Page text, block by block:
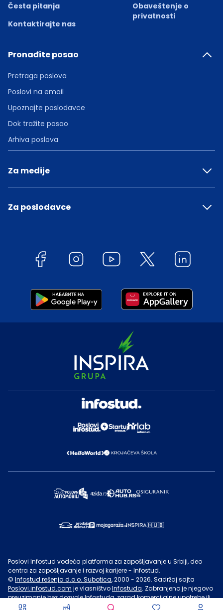
Česta pitanja
Kontaktirajte nas
Obaveštenje o
privatnosti
Pronađite posao
Pretraga poslova
Poslovi na email
Upoznajte poslodavce
Dok tražite posao
Arhiva poslova
Za medije
Za poslodavce
Poslovi Infostud vodeća platforma za zapošljavanje u Srbiji, deo
centra za zapošljavanje i razvoj karijere - Infostud.
© Infostud rešenja d.o.o. Subotica, 2000 - 2026. Sadržaj sajta
Poslovi.infostud.com je vlasništvoInfostuda. Zabranjeno je njegovo
preuzimanje bez dozvoleInfostuda, zarad komercijalne upotrebe ili
u druge svrhe, osim za lične potrebe posetilaca sajta.